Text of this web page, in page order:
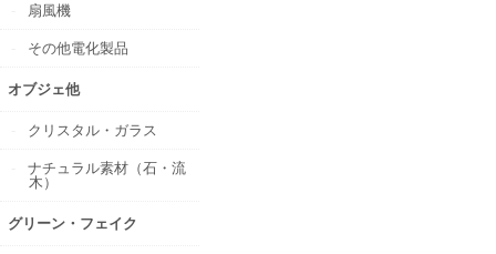
扇風機
その他電化製品
オブジェ他
クリスタル・ガラス
ナチュラル素材（石・流
木）
グリーン・フェイク